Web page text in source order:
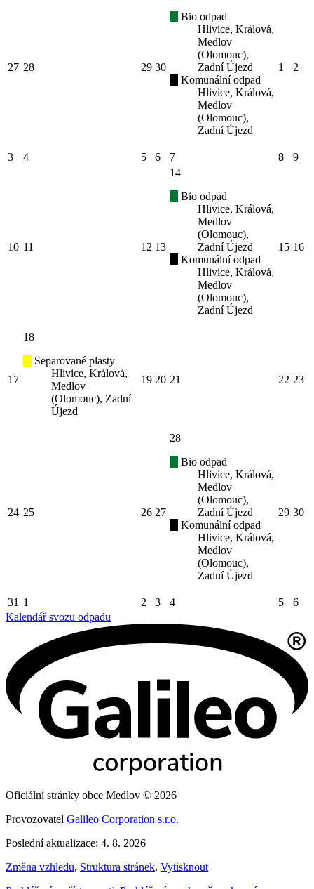
27 28 29 30
Bio odpad
Hlivice, Králová,
Medlov
(Olomouc),
Zadní Újezd
Komunální odpad
Hlivice, Králová,
Medlov
(Olomouc),
Zadní Újezd
1 2
3 4 5 6 7 8 9
10 11 12 13
14
Bio odpad
Hlivice, Králová,
Medlov
(Olomouc),
Zadní Újezd
Komunální odpad
Hlivice, Králová,
Medlov
(Olomouc),
Zadní Újezd
15 16
17
18
Separované plasty
Hlivice, Králová,
Medlov
(Olomouc), Zadní
Újezd
19 20 21 22 23
24 25 26 27
28
Bio odpad
Hlivice, Králová,
Medlov
(Olomouc),
Zadní Újezd
Komunální odpad
Hlivice, Králová,
Medlov
(Olomouc),
Zadní Újezd
29 30
31 1 2 3 4 5
6
Kalendář svozu odpadu
Oficiální stránky obce Medlov © 2026
Provozovatel Galileo Corporation s.r.o.
Poslední aktualizace: 4. 8. 2026
Změna vzhledu, Struktura stránek, Vytisknout